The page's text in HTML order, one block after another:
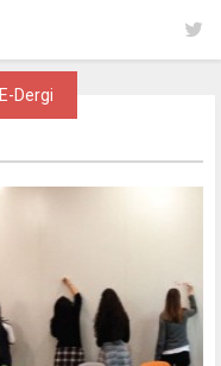
E-Dergi